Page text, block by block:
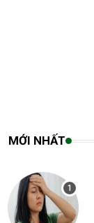
MỚI NHẤT